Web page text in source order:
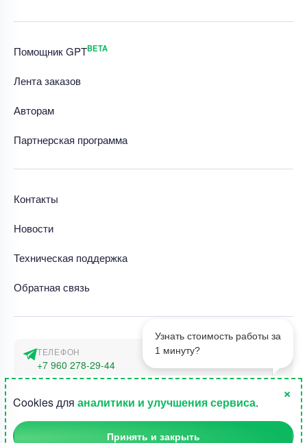
1
Узнать стоимость работы за
1 минуту?
Помощник GPTBETA
Лента заказов
Авторам
Партнерская программа
Контакты
Новости
Техническая поддержка
Обратная связь
ТЕЛЕФОН
+7 960 278-29-44
г. Москва, наб. Тараса Шевченко 23а
Cookies для аналитики и улучшения сервиса.
×
Принять и закрыть